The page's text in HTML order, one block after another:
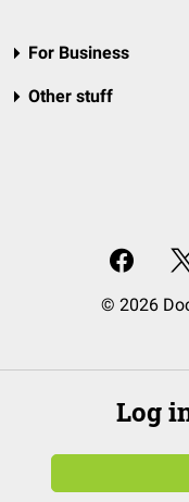
For Business
Other stuff
© 2026
Log